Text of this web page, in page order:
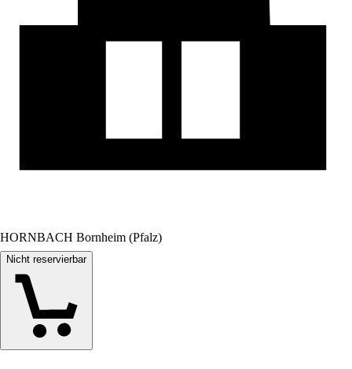
HORNBACH Bornheim (Pfalz)
Nicht reservierbar